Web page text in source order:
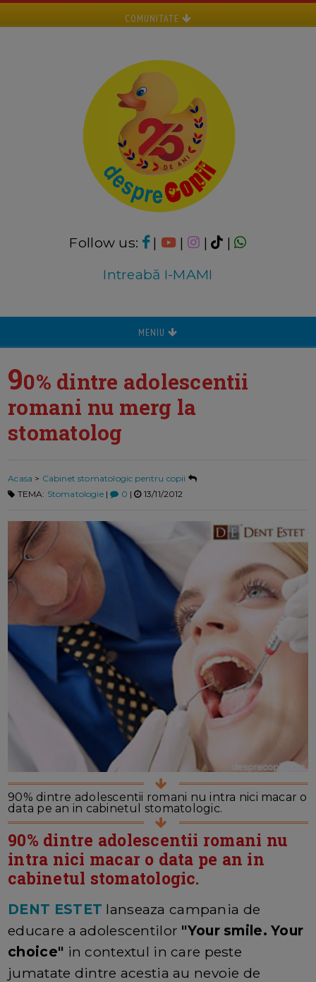
COMUNITATE
Follow us: | | |
|
Intreabă I-MAMI
MENIU
90% dintre adolescentii
romani nu merg la
stomatolog
Acasa > Cabinet stomatologic pentru copii
TEMA: Stomatologie| 0 | 13/11/2012
90% dintre adolescentii romani nu intra nici macar o
data pe an in cabinetul stomatologic.
90% dintre adolescentii romani nu
intra nici macar o data pe an in
cabinetul stomatologic.
DENT ESTET lanseaza campania de
educare a adolescentilor "Your smile. Your
choice" in contextul in care peste
jumatate dintre acestia au nevoie de